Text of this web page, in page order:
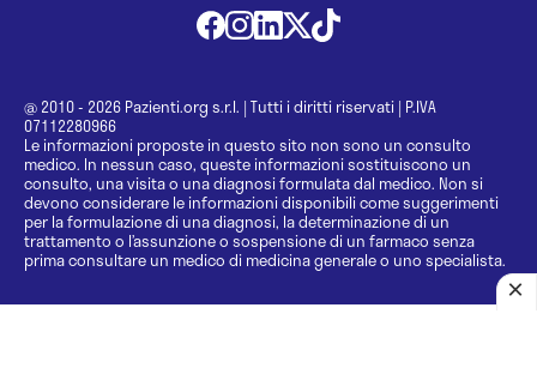
@ 2010 - 2026 Pazienti.org s.r.l. | Tutti i diritti riservati | P.IVA
07112280966
Le informazioni proposte in questo sito non sono un consulto
medico. In nessun caso, queste informazioni sostituiscono un
consulto, una visita o una diagnosi formulata dal medico. Non si
devono considerare le informazioni disponibili come suggerimenti
per la formulazione di una diagnosi, la determinazione di un
trattamento o l’assunzione o sospensione di un farmaco senza
prima consultare un medico di medicina generale o uno specialista.